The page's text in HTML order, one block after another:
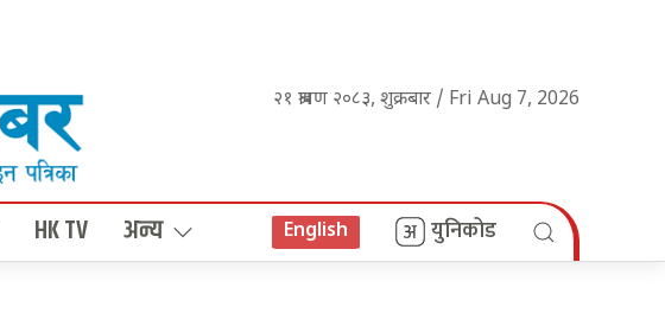
२१ श्रावण २०८३, शुक्रबार / Fri Aug 7, 2026
HK TV अन्य English युनिकोड